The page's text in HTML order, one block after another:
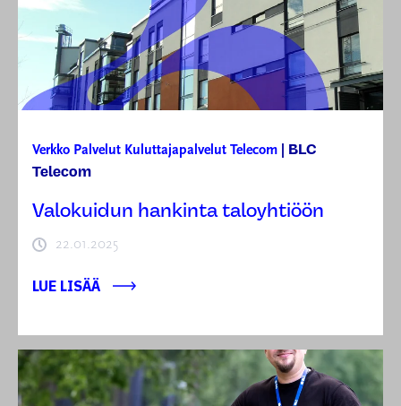
Verkko Palvelut Kuluttajapalvelut Telecom
BLC
Telecom
Valokuidun hankinta taloyhtiöön
22.01.2025
LUE LISÄÄ